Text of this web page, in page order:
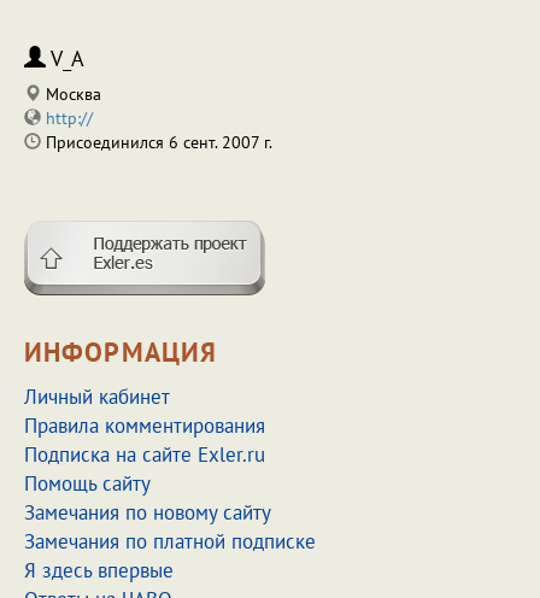
V_A
Москва
http://
Присоединился 6 сент. 2007 г.
ИНФОРМАЦИЯ
Личный кабинет
Правила комментирования
Подписка на сайте Exler.ru
Помощь сайту
Замечания по новому сайту
Замечания по платной подписке
Я здесь впервые